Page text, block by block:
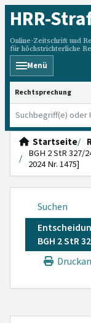
HRR-
Online-Zeitschrift und
für höchstrichterliche
Menü
HRRS durchsuchen
Startseite
BGH 2 StR 327/
2024 Nr. 1475]
Suchen
BGH 2 StR